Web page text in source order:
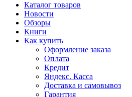
Каталог товаров
Новости
Обзоры
Книги
Как купить
Оформление заказа
Оплата
Кредит
Яндекс. Касса
Доставка и самовывоз
Гарантия